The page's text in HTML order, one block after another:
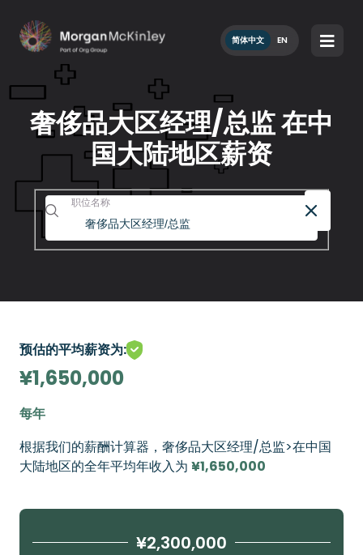
简体中文 EN
奢侈品大区经理/总监 在中
国大陆地区薪资
职位名称
预估的平均薪资为:
¥1,650,000
每年
根据我们的薪酬计算器，奢侈品大区经理/总监>在中国
大陆地区的全年平均年收入为 ¥1,650,000
¥2,300,000